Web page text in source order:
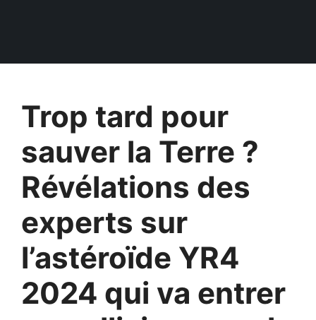
Trop tard pour
sauver la Terre ?
Révélations des
experts sur
l’astéroïde YR4
2024 qui va entrer